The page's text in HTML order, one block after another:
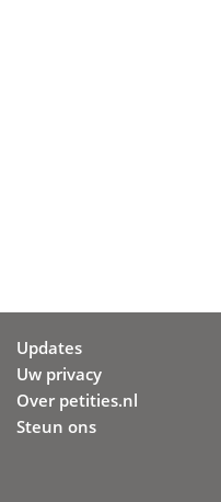
Updates
Uw privacy
Over petities.nl
Steun ons